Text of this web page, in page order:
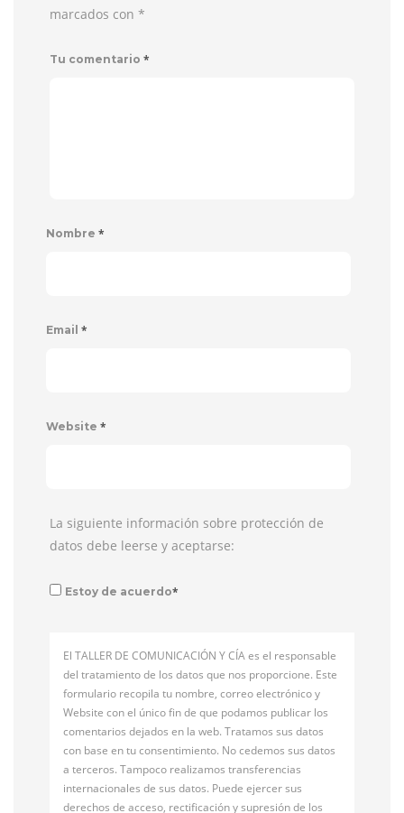
marcados con *
Tu comentario *
Nombre *
Email *
Website *
La siguiente información sobre protección de
datos debe leerse y aceptarse:
Estoy de acuerdo*
El TALLER DE COMUNICACIÓN Y CÍA es el responsable
del tratamiento de los datos que nos proporcione. Este
formulario recopila tu nombre, correo electrónico y
Website con el único fin de que podamos publicar los
comentarios dejados en la web. Tratamos sus datos
con base en tu consentimiento. No cedemos sus datos
a terceros. Tampoco realizamos transferencias
internacionales de sus datos. Puede ejercer sus
derechos de acceso, rectificación y supresión de los